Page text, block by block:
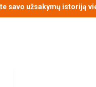
savo užsakymų istoriją